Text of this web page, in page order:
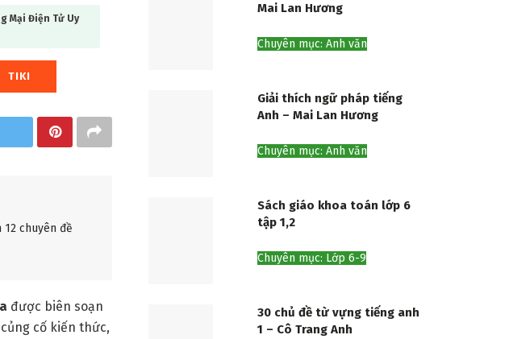
Mại Điện Tử Uy
TIKI
chuyên đề
được biên soạn
cố kiến thức,
Mai Lan Hương
Chuyên mục: Anh văn
Giải thích ngữ pháp tiếng
Anh – Mai Lan Hương
Chuyên mục: Anh văn
Sách giáo khoa toán lớp 6
tập 1,2
Chuyên mục: Lớp 6-9
30 chủ đề từ vựng tiếng anh
1 – Cô Trang Anh